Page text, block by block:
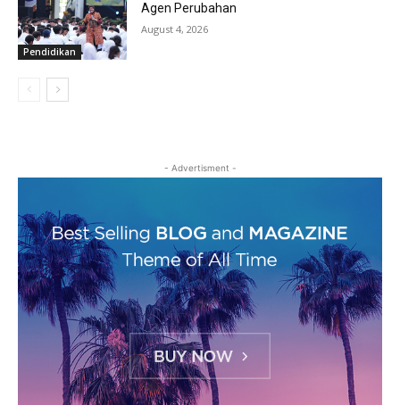
Pendidikan
Agen Perubahan
August 4, 2026
- Advertisment -